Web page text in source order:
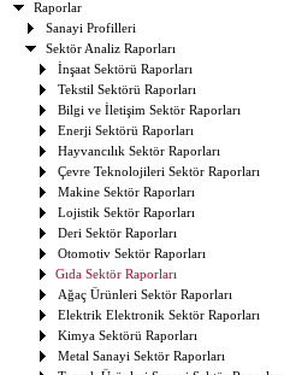
Raporlar
Sanayi Profilleri
Sektör Analiz Raporları
İnşaat Sektörü Raporları
Tekstil Sektörü Raporları
Bilgi ve İletişim Sektör Raporları
Enerji Sektörü Raporları
Hayvancılık Sektör Raporları
Çevre Teknolojileri Sektör Raporları
Makine Sektör Raporları
Lojistik Sektör Raporları
Deri Sektör Raporları
Otomotiv Sektör Raporları
Gıda Sektör Raporları
Ağaç Ürünleri Sektör Raporları
Elektrik Elektronik Sektör Raporları
Kimya Sektörü Raporları
Metal Sanayi Sektör Raporları